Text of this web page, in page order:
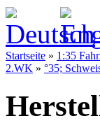
Startseite » 1:35
2.WK » °35;